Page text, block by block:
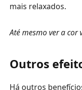
mais relaxados.
Até mesmo ver a cor
Outros
Há outros